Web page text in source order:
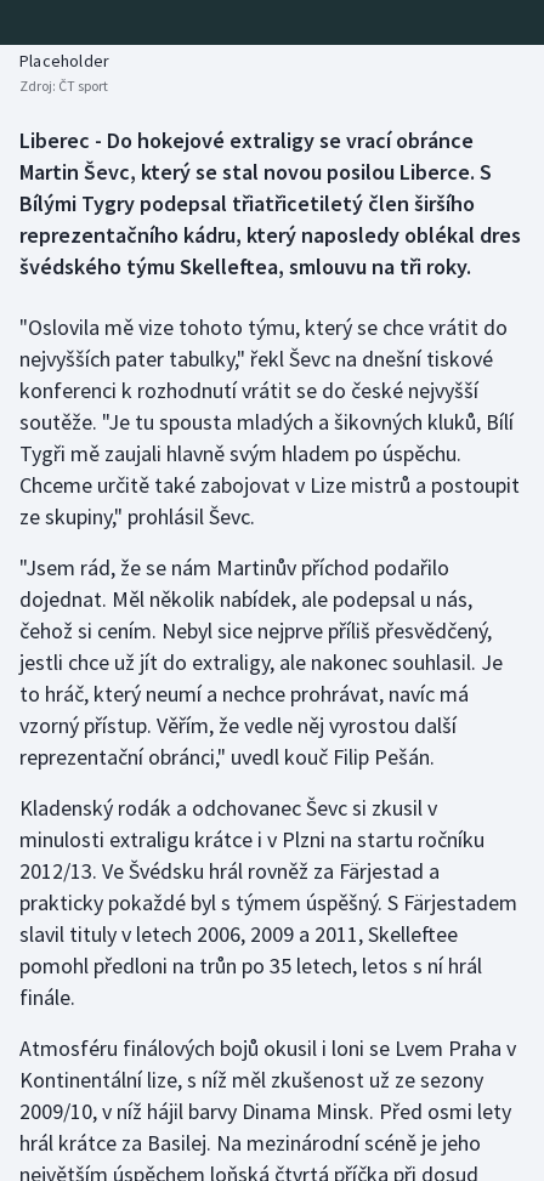
Basketbal
Biatlon
Boby a skeleton
Box
Dostihy
Florbal
Futsal
Gymnastika
Házená
Jezdectví
Krasobruslení
Lezení
Lyže a snowboard
Moderní pětiboj
Motorsport
Olympijské hry
Historické návraty
Aplikace ČT sport
AZ kvíz
Placeholder
Zdroj: ČT sport
Liberec - Do hokejové extraligy se vrací obránce
Martin Ševc, který se stal novou posilou Liberce. S
Bílými Tygry podepsal třiatřicetiletý člen širšího
reprezentačního kádru, který naposledy oblékal dres
švédského týmu Skelleftea, smlouvu na tři roky.
"Oslovila mě vize tohoto týmu, který se chce vrátit do
nejvyšších pater tabulky," řekl Ševc na dnešní tiskové
konferenci k rozhodnutí vrátit se do české nejvyšší
soutěže. "Je tu spousta mladých a šikovných kluků, Bílí
Tygři mě zaujali hlavně svým hladem po úspěchu.
Chceme určitě také zabojovat v Lize mistrů a postoupit
ze skupiny," prohlásil Ševc.
"Jsem rád, že se nám Martinův příchod podařilo
dojednat. Měl několik nabídek, ale podepsal u nás,
čehož si cením. Nebyl sice nejprve příliš přesvědčený,
jestli chce už jít do extraligy, ale nakonec souhlasil. Je
to hráč, který neumí a nechce prohrávat, navíc má
vzorný přístup. Věřím, že vedle něj vyrostou další
reprezentační obránci," uvedl kouč Filip Pešán.
Kladenský rodák a odchovanec Ševc si zkusil v
minulosti extraligu krátce i v Plzni na startu ročníku
2012/13. Ve Švédsku hrál rovněž za Färjestad a
prakticky pokaždé byl s týmem úspěšný. S Färjestadem
slavil tituly v letech 2006, 2009 a 2011, Skelleftee
pomohl předloni na trůn po 35 letech, letos s ní hrál
finále.
Atmosféru finálových bojů okusil i loni se Lvem Praha v
Kontinentální lize, s níž měl zkušenost už ze sezony
2009/10, v níž hájil barvy Dinama Minsk. Před osmi lety
hrál krátce za Basilej. Na mezinárodní scéně je jeho
největším úspěchem loňská čtvrtá příčka při dosud